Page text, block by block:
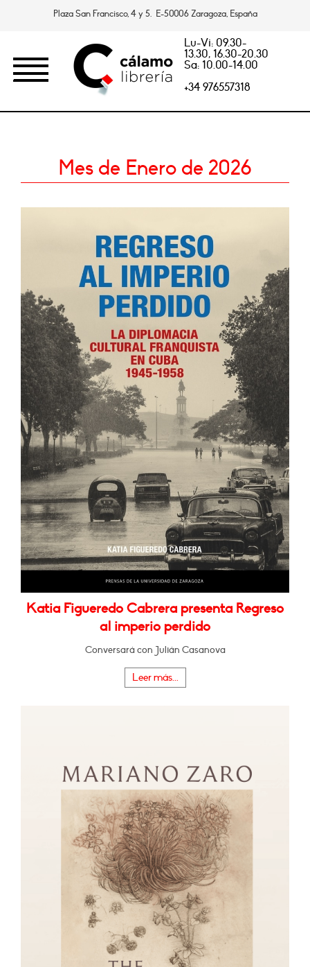
Plaza San Francisco, 4 y 5. E-50006 Zaragoza, España
Lu-Vi: 09.30-
13.30, 16.30-20.30
Sa: 10.00-14.00
+34 976557318
Mes de Enero de 2026
Katia Figueredo Cabrera presenta Regreso
al imperio perdido
Conversará con Julián Casanova
Leer más...